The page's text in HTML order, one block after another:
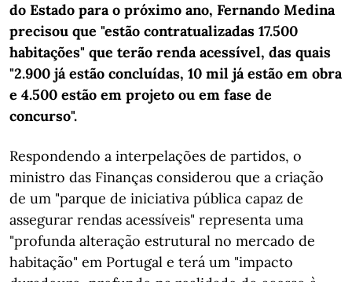
do Estado para o próximo ano, Fernando Medina
precisou que "estão contratualizadas 17.500
habitações" que terão renda acessível, das quais
"2.900 já estão concluídas, 10 mil já estão em obra
e 4.500 estão em projeto ou em fase de
concurso".
Respondendo a interpelações de partidos, o
ministro das Finanças considerou que a criação
de um "parque de iniciativa pública capaz de
assegurar rendas acessíveis" representa uma
"profunda alteração estrutural no mercado de
habitação" em Portugal e terá um "impacto